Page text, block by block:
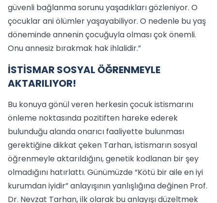
güvenli bağlanma sorunu yaşadıkları gözleniyor. O
çocuklar ani ölümler yaşayabiliyor. O nedenle bu yaş
döneminde annenin çocuğuyla olması çok önemli.
Onu annesiz bırakmak hak ihlalidir.”
İSTİSMAR SOSYAL ÖĞRENMEYLE
AKTARILIYOR!
Bu konuya gönül veren herkesin çocuk istismarını
önleme noktasında pozitiften hareke ederek
bulunduğu alanda onarıcı faaliyette bulunması
gerektiğine dikkat çeken Tarhan, istismarın sosyal
öğrenmeyle aktarıldığını, genetik kodlanan bir şey
olmadığını hatırlattı. Günümüzde “Kötü bir aile en iyi
kurumdan iyidir” anlayışının yanlışlığına değinen Prof.
Dr. Nevzat Tarhan, ilk olarak bu anlayışı düzeltmek